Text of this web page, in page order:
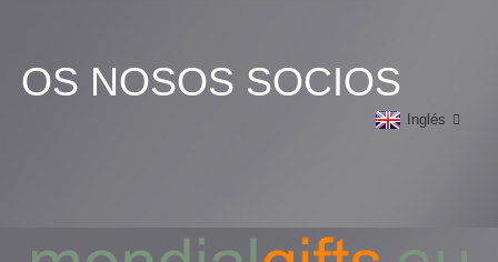
OS NOSOS SOCIOS
Inglés